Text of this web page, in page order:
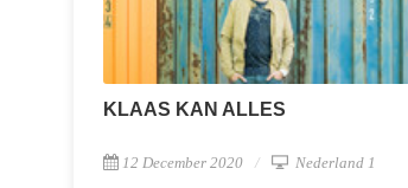
KLAAS KAN ALLES
12 December 2020 Nederland 1